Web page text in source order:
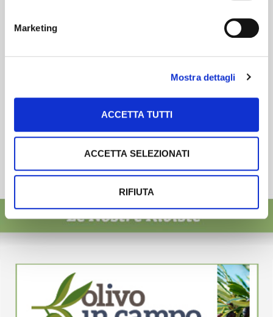
Marketing
Mostra dettagli
ACCETTA TUTTI
ACCETTA SELEZIONATI
RIFIUTA